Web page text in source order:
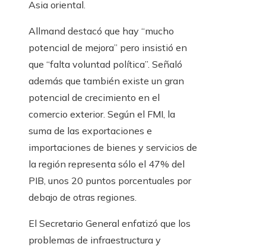
Asia oriental.
Allmand destacó que hay “mucho
potencial de mejora” pero insistió en
que “falta voluntad política”. Señaló
además que también existe un gran
potencial de crecimiento en el
comercio exterior. Según el FMI, la
suma de las exportaciones e
importaciones de bienes y servicios de
la región representa sólo el 47% del
PIB, unos 20 puntos porcentuales por
debajo de otras regiones.
El Secretario General enfatizó que los
problemas de infraestructura y